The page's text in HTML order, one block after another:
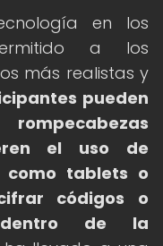
en los
a los
más realistas y
pueden
el uso de
como tablets o
códigos o
dentro de la